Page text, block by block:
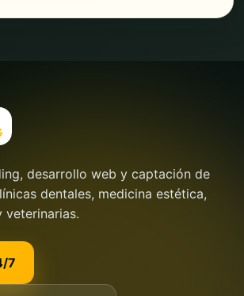
desarrollo web y captación de
dentales, medicina estética,
veterinarias.
7